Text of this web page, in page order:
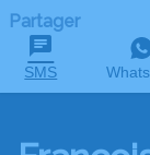
Partager
SMS